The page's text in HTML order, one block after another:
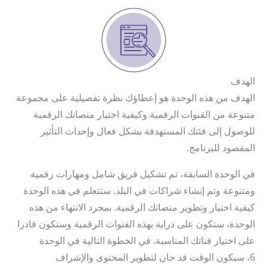
الهدف
الهدف من هذه الوحدة هو إعطاؤك نظرة تفصيلية على مجموعة
متنوعة من القنوات الرقمية وكيفية اختيار منصاتك الرقمية
للوصول إلى فئتك المستهدفة بشكل فعال وإحداث التأثير
المقصود للبرنامج.
في الوحدة السابقة، تم تشكيل فريق شامل ومهارات رقمية
ومتنوعة وتم إنشاء شراكات في البلد. ستتعلم في هذه الوحدة
كيفية اختيار وتطوير منصاتك الرقمية. بمجرد الانتهاء من هذه
الوحدة، ستكون على دراية بهذه القنوات الرقمية وستكون قادرا
على اختيار قناتك المناسبة. في الخطوة التالية في الوحدة
6، سيكون الوقت قد حان لتطوير المحتوى والإشراف